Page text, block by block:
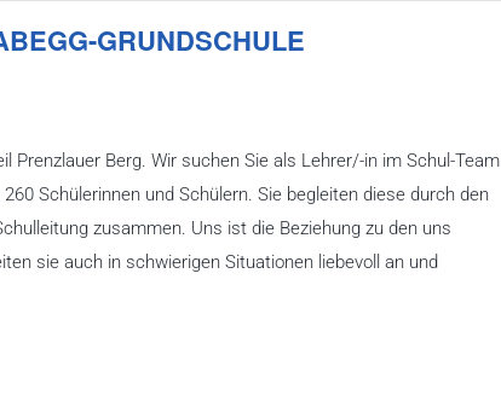
GRUNDSCHULE
Prenzlauer Berg. Wir suchen Sie als Lehrer/-in im Schul-Team
Schülerinnen und Schülern. Sie begleiten diese durch den
zusammen. Uns ist die Beziehung zu den uns
sie auch in schwierigen Situationen liebevoll an und